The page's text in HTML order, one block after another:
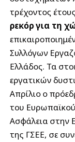
τρέχοντος
ρεκόρ για τη
Συλλόγων
Ελλάδος. Τα
εργατικών
Απρίλιο ο
του
Ασφάλεια στην
της ΓΣΕΕ, σε